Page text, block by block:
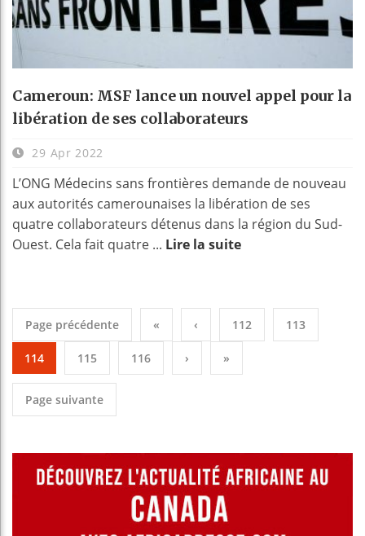
Cameroun: MSF lance un nouvel appel pour la
libération de ses collaborateurs
29 Apr 2022
L’ONG Médecins sans frontières demande de nouveau
aux autorités camerounaises la libération de ses
quatre collaborateurs détenus dans la région du Sud-
Ouest. Cela fait quatre ... Lire la suite
Page précédente « ‹ 112 113
114 115 116 › »
Page suivante